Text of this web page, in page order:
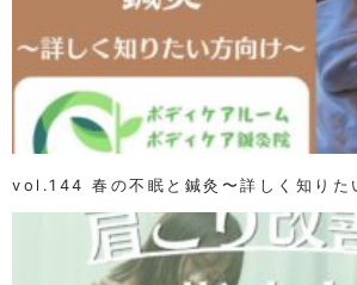
vol.144 春の不眠と鍼灸〜詳しく知りた